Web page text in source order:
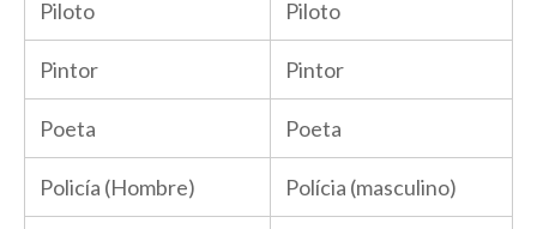
Piloto Piloto
Pintor Pintor
Poeta Poeta
Policía (Hombre) Polícia (masculino)